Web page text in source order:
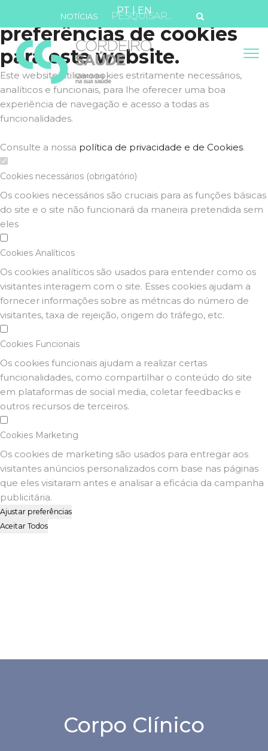
Defina as suas
preferências de cookies
para este website.
Este website utiliza cookies estritamente necessários,
analíticos e funcionais, para lhe oferecer uma boa
experiência de navegação e acesso a todas as
funcionalidades.
Consulte a nossa política de privacidade e de Cookies.
Cookies necessários (obrigatório)
Os cookies necessários são cruciais para as funções básicas
do site e o site não funcionará da maneira pretendida sem
eles
Cookies Analíticos
Os cookies analíticos são usados para entender como os
visitantes interagem com o site. Esses cookies ajudam a
fornecer informações sobre as métricas do número de
visitantes, taxa de rejeição, origem do tráfego, etc.
Cookies Funcionais
Os cookies funcionais ajudam a realizar certas
funcionalidades, como compartilhar o conteúdo do site
em plataformas de social media, coletar feedbacks e
outros recursos de terceiros.
Cookies Marketing
Os cookies de marketing são usados para entregar aos
visitantes anúncios personalizados com base nas páginas
que eles visitaram antes e analisar a eficácia da campanha
publicitária.
Ajustar preferências
Aceitar Todos
PT| EN
NOTÍCIAS
Corpo Clínico